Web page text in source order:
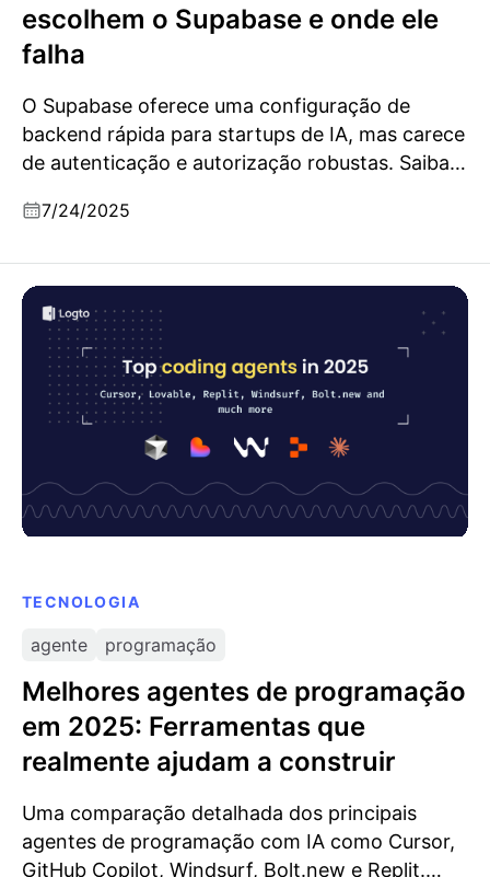
escolhem o Supabase e onde ele
falha
O Supabase oferece uma configuração de
backend rápida para startups de IA, mas carece
de autenticação e autorização robustas. Saiba
escalável e pronta para produção.
7/24/2025
TECNOLOGIA
agente programação
Melhores agentes de programação
em 2025: Ferramentas que
realmente ajudam a construir
Uma comparação detalhada dos principais
agentes de programação com IA como Cursor,
GitHub Copilot, Windsurf, Bolt.new e Replit.
Melhores agentes de programação em 2025:
Ferramentas que realmente ajudam a construir